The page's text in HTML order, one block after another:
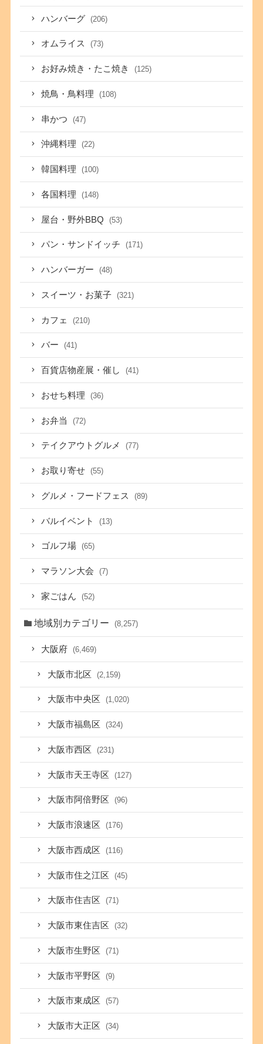
ハンバーグ (206)
オムライス (73)
お好み焼き・たこ焼き (125)
焼鳥・鳥料理 (108)
串かつ (47)
沖縄料理 (22)
韓国料理 (100)
各国料理 (148)
屋台・野外BBQ (53)
パン・サンドイッチ (171)
ハンバーガー (48)
スイーツ・お菓子 (321)
カフェ (210)
バー (41)
百貨店物産展・催し (41)
おせち料理 (36)
お弁当 (72)
テイクアウトグルメ (77)
お取り寄せ (55)
グルメ・フードフェス (89)
バルイベント (13)
ゴルフ場 (65)
マラソン大会 (7)
家ごはん (52)
地域別カテゴリー (8,257)
大阪府 (6,469)
大阪市北区 (2,159)
大阪市中央区 (1,020)
大阪市福島区 (324)
大阪市西区 (231)
大阪市天王寺区 (127)
大阪市阿倍野区 (96)
大阪市浪速区 (176)
大阪市西成区 (116)
大阪市住之江区 (45)
大阪市住吉区 (71)
大阪市東住吉区 (32)
大阪市生野区 (71)
大阪市平野区 (9)
大阪市東成区 (57)
大阪市大正区 (34)